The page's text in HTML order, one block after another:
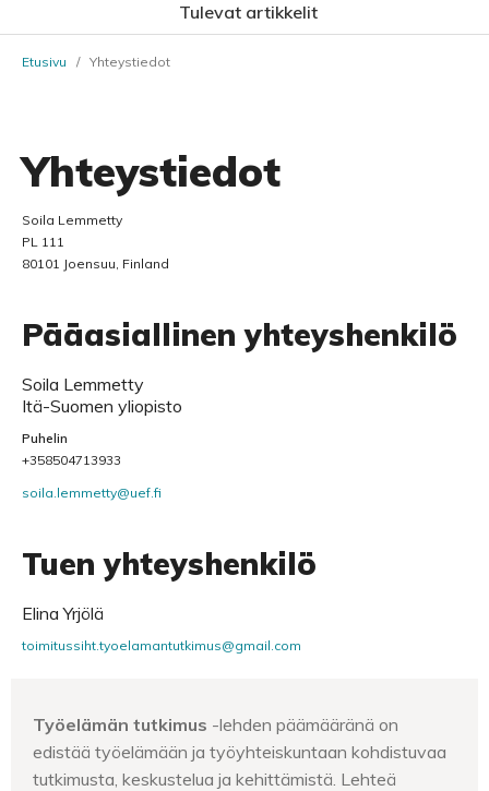
Tulevat artikkelit
Etusivu / Yhteystiedot
Yhteystiedot
Soila Lemmetty
PL 111
80101 Joensuu, Finland
Pääasiallinen yhteyshenkilö
Soila Lemmetty
Itä-Suomen yliopisto
Puhelin
+358504713933
soila.lemmetty@uef.fi
Tuen yhteyshenkilö
Elina Yrjölä
toimitussiht.tyoelamantutkimus@gmail.com
Työelämän tutkimus -lehden päämääränä on
edistää työelämään ja työyhteiskuntaan kohdistuvaa
tutkimusta, keskustelua ja kehittämistä. Lehteä